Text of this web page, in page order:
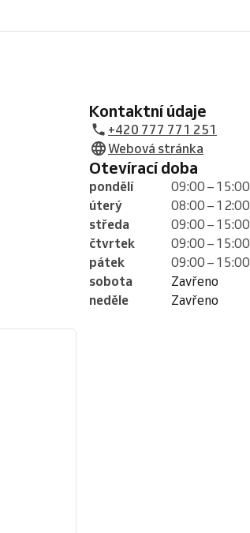
Kontaktní údaje
+420 777 771 251
Webová stránka
Otevírací doba
pondělí
09:00 – 15:00
úterý
08:00 – 12:00
středa
09:00 – 15:00
čtvrtek
09:00 – 15:00
pátek
09:00 – 15:00
sobota
Zavřeno
neděle
Zavřeno